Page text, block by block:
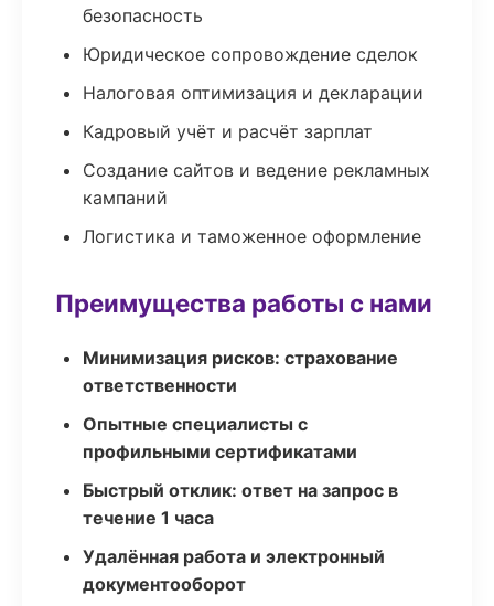
безопасность
Юридическое сопровождение сделок
Налоговая оптимизация и декларации
Кадровый учёт и расчёт зарплат
Создание сайтов и ведение рекламных
кампаний
Логистика и таможенное оформление
Преимущества работы с нами
Минимизация рисков: страхование
ответственности
Опытные специалисты с
профильными сертификатами
Быстрый отклик: ответ на запрос в
течение 1 часа
Удалённая работа и электронный
документооборот